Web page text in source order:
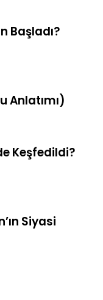
Başladı?
Anlatımı)
Keşfedildi?
Siyasi